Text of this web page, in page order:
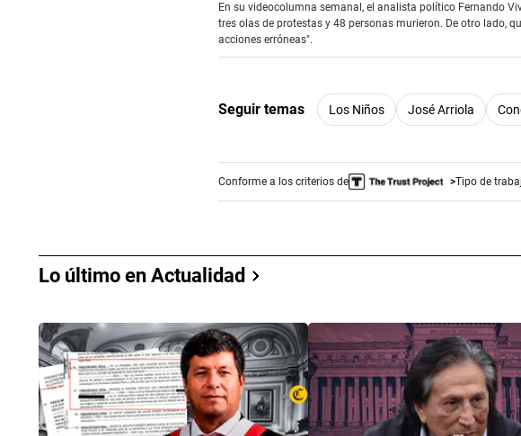
minutes,
40
secondsVolume
90%
En su videocolumna semanal, el analista político Fernando
tres olas de protestas y 48 personas murieron. De otro lado,
acciones erróneas".
Seguir temas Los Niños José Arriola
Conforme a los criterios de Tipo de
Lo último en Actualidad